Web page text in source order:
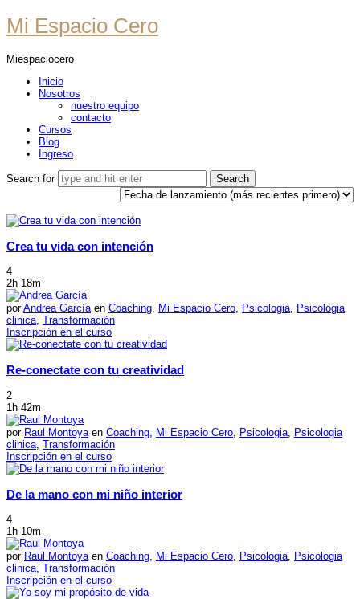
Mi
Espacio
Cero
Mi Espacio Cero
Miespaciocero
Inicio
Nosotros
nuestro equipo
contacto
Cursos
Blog
Ingreso
Search for
Crea tu vida con intención
4
2h 18m
porAndrea Garcíaen Coaching, Mi Espacio Cero, Psicologia, Psicologia
clinica, Transformación
Inscripción en el curso
Re-conectate con tu creatividad
2
1h 42m
por Raul Montoya en Coaching Mi Espacio Cero Psicologia Psicologia
clinica Transformación
Inscripción en el curso
De la mano con mi niño interior
4
1h 10m
por Raul Montoyaen Coaching, Mi Espacio Cero, Psicologia, Psicologia
clinica, Transformación
Inscripción en el curso